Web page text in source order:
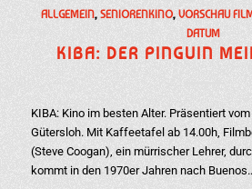
ALLGEMEIN, SENIORENKINO, VORSCHAU
DATUM
KIBA: DER PINGUIN
KIBA: Kino im besten Alter. Präsentiert
Gütersloh. Mit Kaffeetafel ab 14.00h,
(Steve Coogan), ein mürrischer Lehrer,
kommt in den 1970er Jahren nach